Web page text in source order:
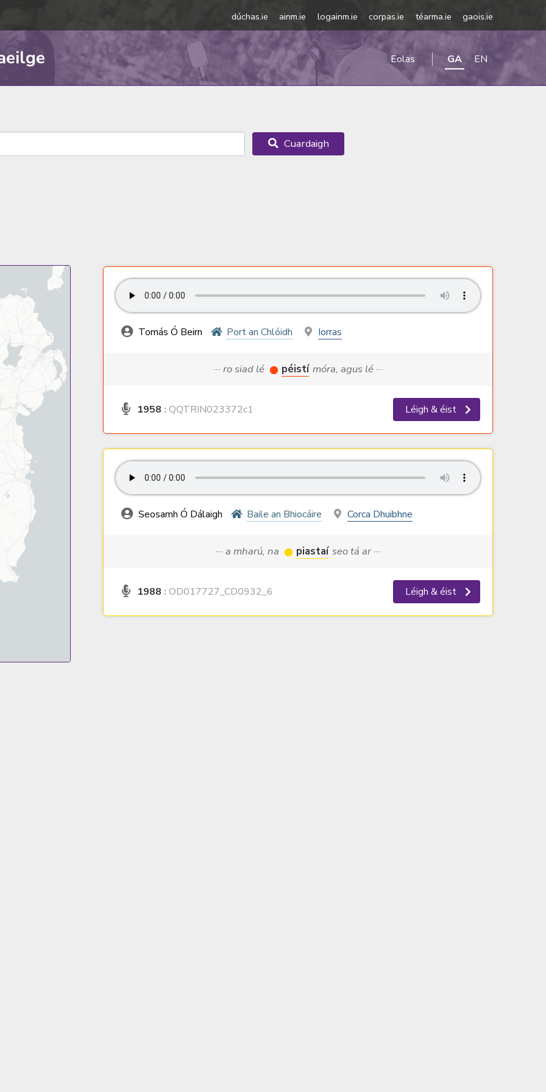
dúchas.ie ainm.ie logainm.ie corpas.ie téarma.ie gaois.ie
Eolas GA EN
Cuardaigh
Tomás Ó Beirn Port an Chlóidh Iorras
··· ro siad lé péistí móra, agus lé ···
1958 : QQTRIN023372c1 Léigh & éist
Seosamh Ó Dálaigh Baile an Bhiocáire Corca Dhuibhne
··· a mharú, na piastaí seo tá ar ···
1988 : OD017727_CD0932_6 Léigh & éist